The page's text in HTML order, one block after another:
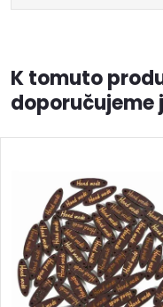
K tomuto
doporučujeme